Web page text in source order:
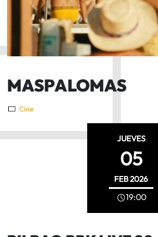
MASPALOMAS
Cine
JUEVES
05
FEB2026
19:00